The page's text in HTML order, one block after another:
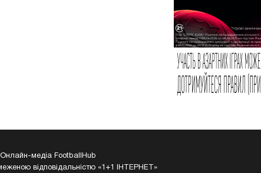
Онлайн-медіа FootballHub
відповідальністю «1+1 ІНТЕРНЕТ»